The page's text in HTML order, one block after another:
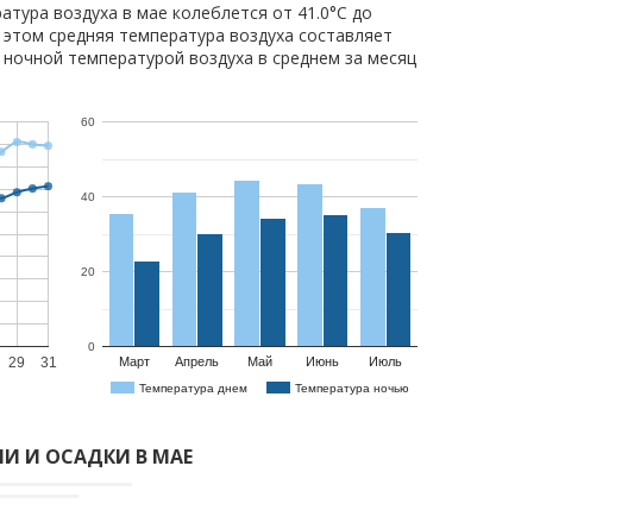
воздуха в мае колеблется от 41.0°C до
средняя температура воздуха составляет
температурой воздуха в среднем за месяц
29 31
Температура днем Температура ночью
Март Апрель Май Июнь Июль
0
20
40
60
И ОСАДКИ В МАЕ